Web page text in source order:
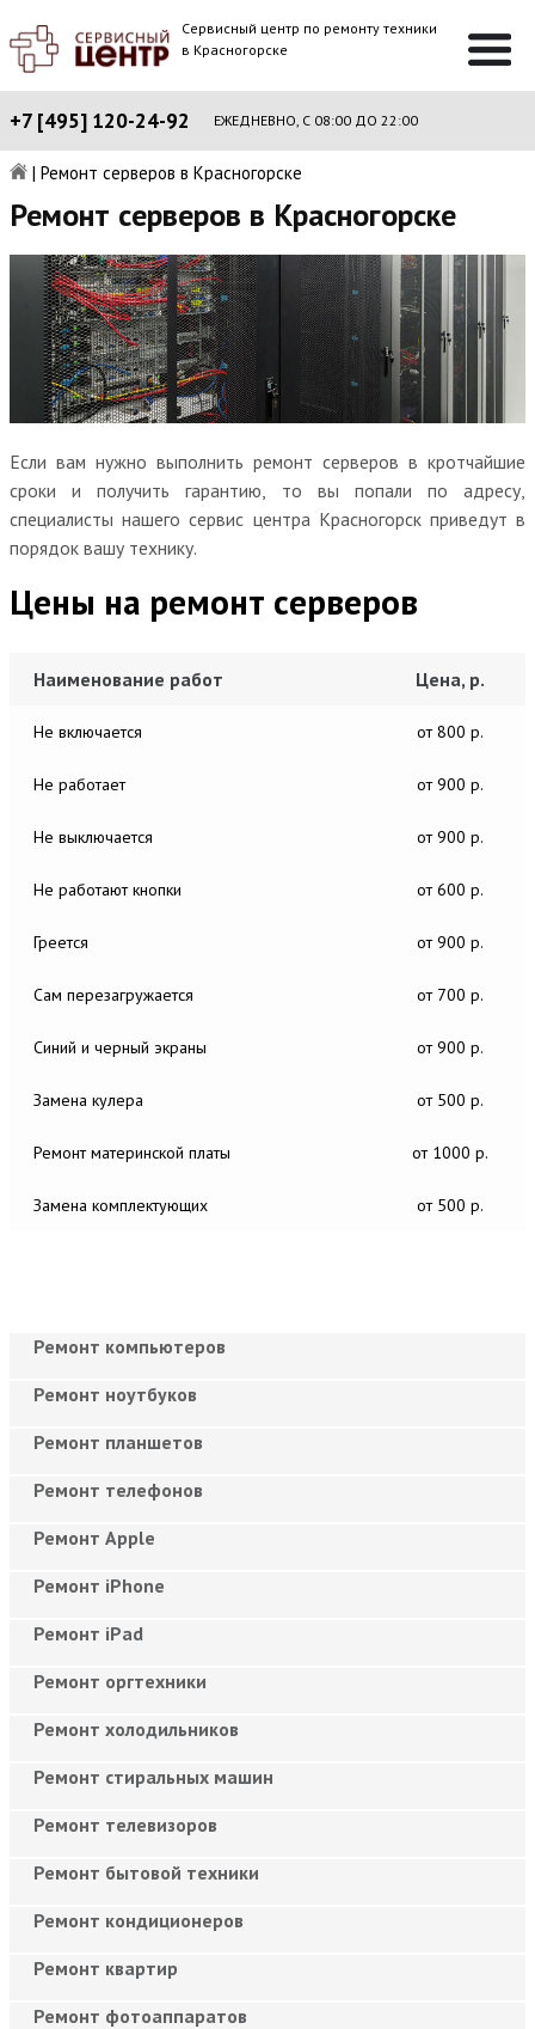
Сервисный центр по ремонту техники
в Красногорске
+7 [495] 120-24-92 ЕЖЕДНЕВНО, С 08:00 ДО 22:00
| Ремонт серверов в Красногорске
Ремонт серверов в Красногорске
Если вам нужно выполнить ремонт серверов в кротчайшие
сроки и получить гарантию, то вы попали по адресу,
специалисты нашего сервис центра Красногорск приведут в
порядок вашу технику.
Цены на ремонт серверов
Наименование работ Цена, р.
Не включается от 800 р.
Не работает от 900 р.
Не выключается от 900 р.
Не работают кнопки от 600 р.
Греется от 900 р.
Сам перезагружается от 700 р.
Синий и черный экраны от 900 р.
Замена кулера от 500 р.
Ремонт материнской платы от 1000 р.
Замена комплектующих от 500 р.
Ремонт компьютеров
Ремонт ноутбуков
Ремонт планшетов
Ремонт телефонов
Ремонт Apple
Ремонт iPhone
Ремонт iPad
Ремонт оргтехники
Ремонт холодильников
Ремонт стиральных машин
Ремонт телевизоров
Ремонт бытовой техники
Ремонт кондиционеров
Ремонт квартир
Ремонт фотоаппаратов